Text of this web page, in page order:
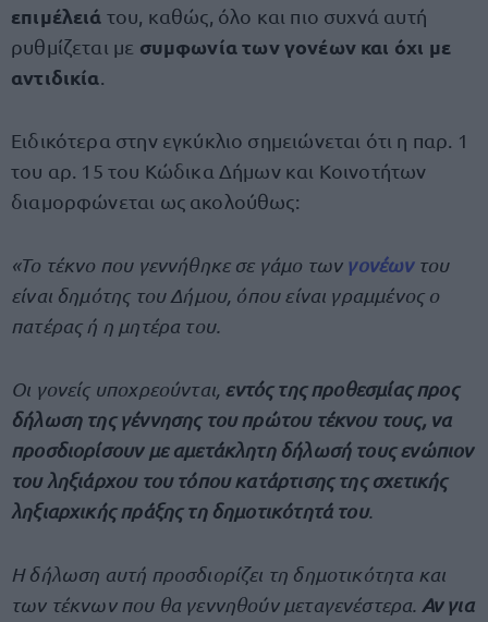
επιμέλειά του, καθώς, όλο και πιο συχνά αυτή
ρυθμίζεται με συμφωνία των γονέων και όχι με
αντιδικία
Ειδικότερα στην εγκύκλιο σημειώνεται ότι η παρ. 1
του αρ. 15 του Κώδικα Δήμων και Κοινοτήτων
διαμορφώνεται ως ακολούθως:
«Το τέκνο που γεννήθηκε σε γάμο των γονέων του
είναι δημότης του Δήμου, όπου είναι γραμμένος ο
πατέρας ή η μητέρα του.
Οι γονείς υποχρεούνται, εντός της προθεσμίας προς
δήλωση της γέννησης του πρώτου τέκνου τους, να
προσδιορίσουν με αμετάκλητη δήλωσή τους ενώπιον
του ληξιάρχου του τόπου κατάρτισης της σχετικής
ληξιαρχικής πράξης τη δημοτικότητά του.
Η δήλωση αυτή προσδιορίζει τη δημοτικότητα και
των τέκνων που θα γεννηθούν μεταγενέστερα. Αν για